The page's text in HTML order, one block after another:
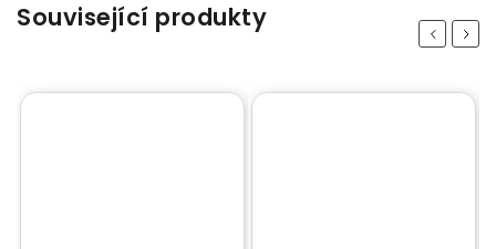
Související produkty Previous
Next